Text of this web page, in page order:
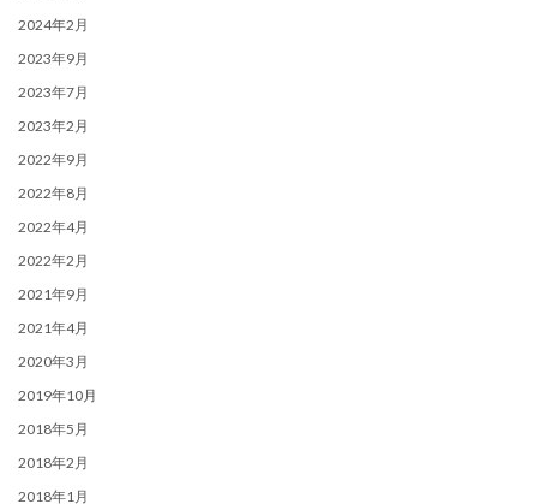
2024年2月
2023年9月
2023年7月
2023年2月
2022年9月
2022年8月
2022年4月
2022年2月
2021年9月
2021年4月
2020年3月
2019年10月
2018年5月
2018年2月
2018年1月